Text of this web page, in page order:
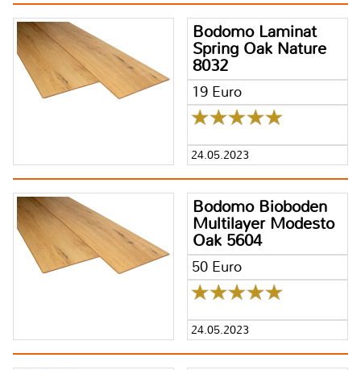
Bodomo Laminat
Spring Oak Nature
8032
19 Euro
24.05.2023
Bodomo Bioboden
Multilayer Modesto
Oak 5604
50 Euro
24.05.2023